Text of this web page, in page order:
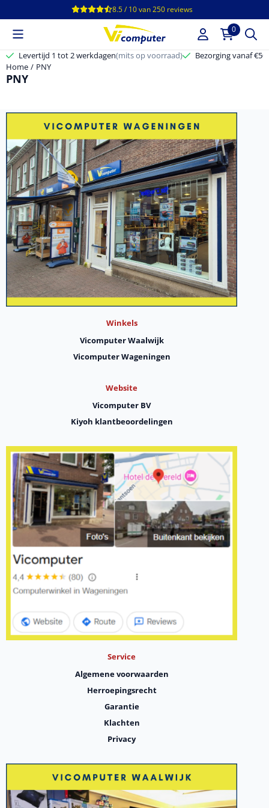
Cookievoorkeuren zijn beschikbaar. Kies instellingen of sta alle
8.5 / 10van250reviews
0
Levertijd 1 tot 2 werkdagen(mits op voorraad)
Bezorging vanaf
Home / PNY
PNY
Winkels
Vicomputer Waalwijk
Vicomputer Wageningen
Website
Vicomputer BV
Kiyoh klantbeoordelingen
Service
Algemene voorwaarden
Herroepingsrecht
Garantie
Klachten
Privacy